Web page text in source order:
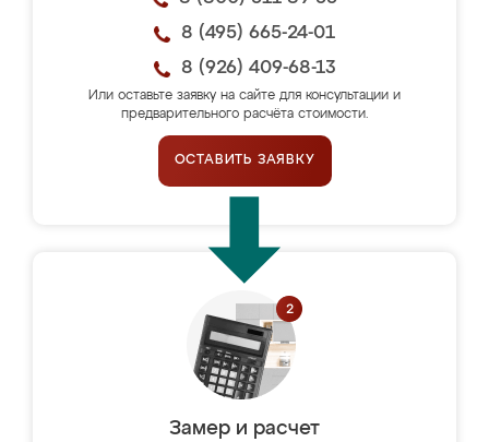
8 (495) 665-24-01
8 (926) 409-68-13
Или оставьте заявку на сайте для консультации и
предварительного расчёта стоимости.
ОСТАВИТЬ ЗАЯВКУ
Замер и расчет